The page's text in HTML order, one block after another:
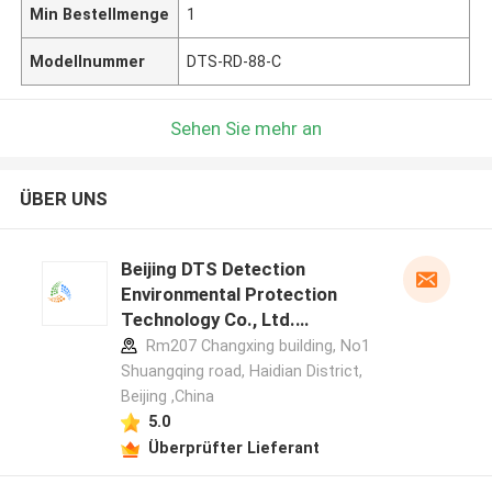
Min Bestellmenge 1
Modellnummer DTS-RD-88-C
Sehen Sie mehr an
ÜBER UNS
Beijing DTS Detection
Environmental Protection
Technology Co., Ltd.
Herstellerprofil
Rm207 Changxing building, No1
Shuangqing road, Haidian District,
Beijing ,China
5.0
Überprüfter Lieferant